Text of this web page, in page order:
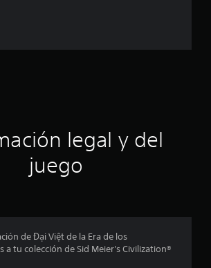
i
o
e
legal y del
juego
de Đại Việt de la Era de los
a tu colección de Sid Meier's Civilization®